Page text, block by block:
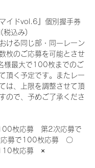
イドvol.6』個別握手券
税込み)
ける同じ部・同一レーン
枚のご応募を可能とさせ
様最大で100枚までのご
頂く予定です。またレー
は、上限を調整させて頂
ので、予めご了承くださ
枚応募　第2次応募で
募で100枚応募　〇
枚応募　×